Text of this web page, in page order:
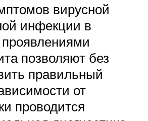
вирусной
инфекции в
позволяют без
правильный
от
проводится